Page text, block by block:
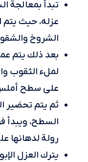
تبدأ بمعالجة
عزله، حيث يتم
الشروخ
بعد ذلك يتم
لملء الثقوب
على سطح
ثم يتم تحضير
السطح، ويبدأ
رولة لدهانها
يترك العزل